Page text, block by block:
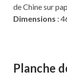
de Chine sur
Dimensions :
Planche